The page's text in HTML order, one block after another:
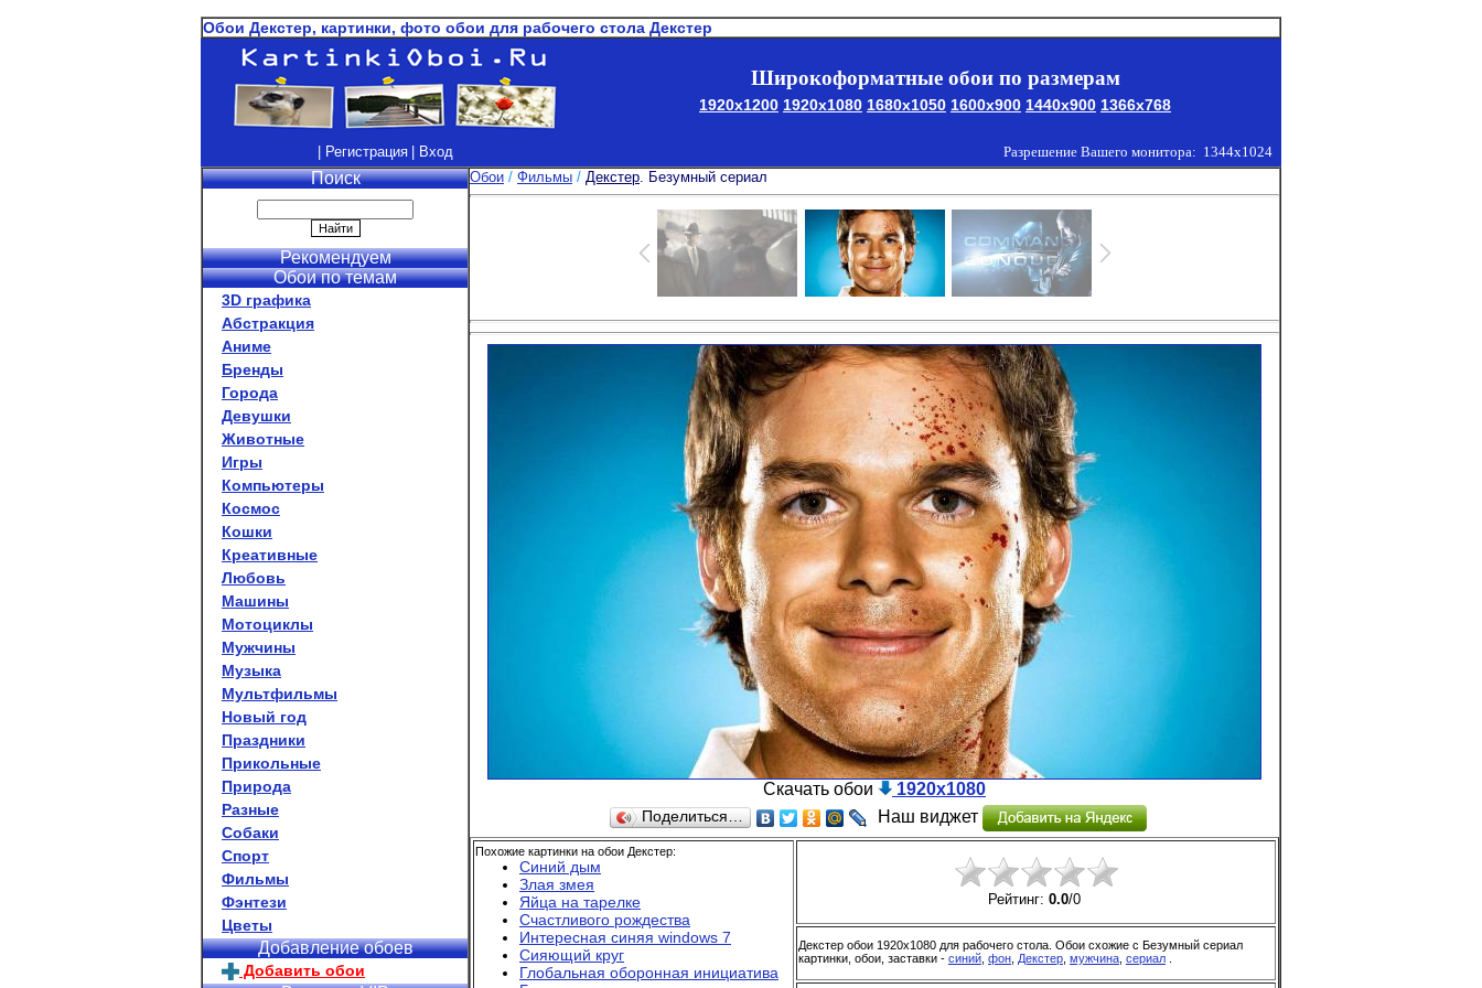
Обои Декстер, картинки, фото обои для рабочего стола Декстер
Широкоформатные обои по размерам
1920x1200 1920x1080 1680x1050 1600x900 1440x900 1366x768
| Регистрация | Вход Разрешение Вашего монитора: 1344x1024
Поиск
Рекомендуем
Обои по темам
3D графика
Абстракция
Аниме
Бренды
Города
Девушки
Животные
Игры
Компьютеры
Космос
Кошки
Креативные
Любовь
Машины
Мотоциклы
Мужчины
Музыка
Мультфильмы
Новый год
Праздники
Прикольные
Природа
Разные
Собаки
Спорт
Фильмы
Фэнтези
Цветы
Добавление обоев
Добавить обои
Обои / Фильмы / Декстер. Безумный сериал
Скачать обои 1920x1080
Поделиться… Наш виджет
Похожие картинки на обои Декстер:
Синий дым
Злая змея
Яйца на тарелке
Счастливого рождества
Интересная синяя windows 7
Сияющий круг
Глобальная оборонная инициатива
Рейтинг: 0.0/0
Декстер обои 1920x1080 для рабочего стола. Обои схожие с Безумный сериал
картинки, обои, заставки - синий фон Декстер мужчина сериал